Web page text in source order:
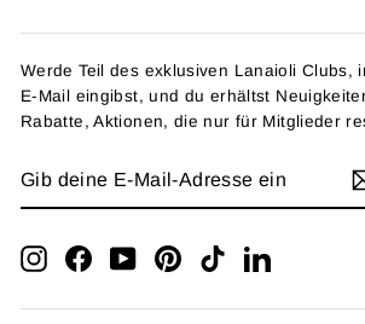
Werde Teil des exklusiven Lanaioli Clubs,
E-Mail eingibst, und du erhältst
Rabatte, Aktionen, die nur für Mitglieder
DEINE
ADRESSE
EINInstagramFacebookYouTubePinterestTikTokLinkedIn